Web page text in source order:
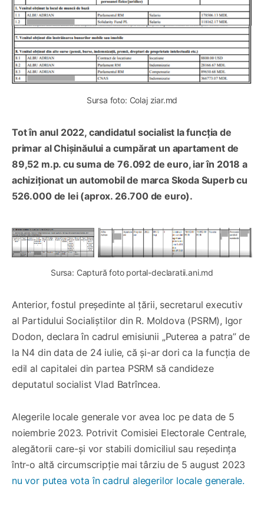
Sursa foto: Colaj ziar.md
Tot în anul 2022, candidatul socialist la funcția de
primar al Chișinăului a cumpărat un apartament de
89,52 m.p. cu suma de 76.092 de euro, iar în 2018 a
achiziționat un automobil de marca Skoda Superb cu
526.000 de lei (aprox. 26.700 de euro).
Sursa: Captură foto portal-declaratii.ani.md
Anterior, fostul președinte al țării, secretarul executiv
al Partidului Socialiștilor din R. Moldova (PSRM), Igor
Dodon, declara în cadrul emisiunii „Puterea a patra” de
la N4 din data de 24 iulie, că și-ar dori ca la funcția de
edil al capitalei din partea PSRM să candideze
deputatul socialist Vlad Batrîncea.
Alegerile locale generale vor avea loc pe data de 5
noiembrie 2023. Potrivit Comisiei Electorale Centrale,
alegătorii care-și vor stabili domiciliul sau reședința
într-o altă circumscripție mai târziu de 5 august 2023
nu vor putea vota în cadrul alegerilor locale generale.